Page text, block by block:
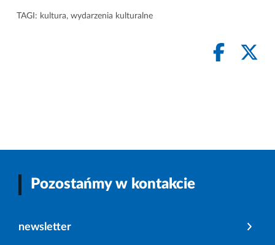
TAGI: kultura, wydarzenia kulturalne
Pozostańmy w kontakcie
newsletter